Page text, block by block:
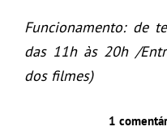
Funcionamento: de
das 11h às 20h /
dos filmes)
1